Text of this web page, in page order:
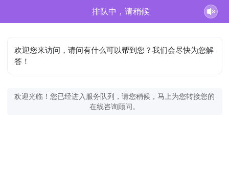
排队中，请稍候
欢迎您来访问，请问有什么可以帮到您？我们会尽快为您解
答！
欢迎光临！您已经进入服务队列，请您稍候，马上为您转接您的
在线咨询顾问。